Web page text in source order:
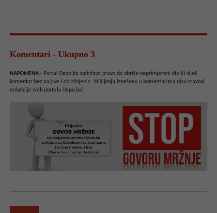
Komentari - Ukupno 3
NAPOMENA - Portal Depo.ba zadržava pravo da obriše neprimjereni dio ili cijeli
komentar bez najave i objašnjenja. Mišljenja iznešena u komentarima nisu stavovi
redakcije web portala Depo.ba!